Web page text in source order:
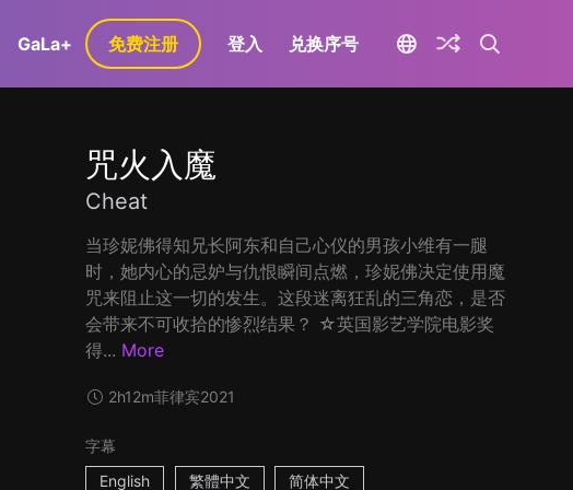
GaLa+ 免费注册 登入 兑换序号
咒火入魔
Cheat
当珍妮佛得知兄长阿东和自己心仪的男孩小维有一腿
时，她内心的忌妒与仇恨瞬间点燃，珍妮佛决定使用魔
咒来阻止这一切的发生。这段迷离狂乱的三角恋，是否
会带来不可收拾的惨烈结果？ ☆英国影艺学院电影奖
得... More
2h12m菲律宾2021
字幕
English
繁體中文 简体中文